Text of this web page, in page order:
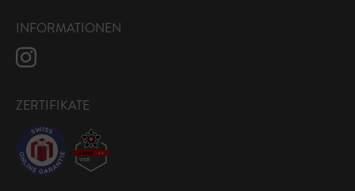
INFORMATIONEN
ZERTIFIKATE